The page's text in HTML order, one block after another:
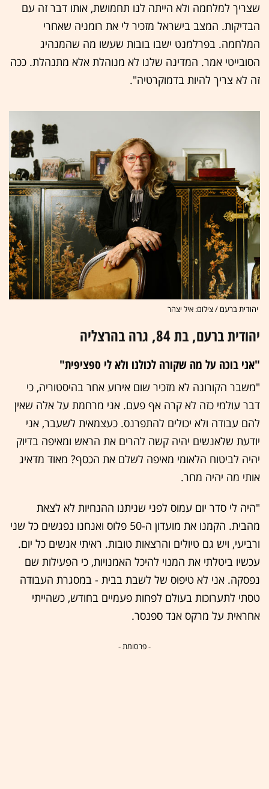
שצריך למלחמה ולא הייתה לנו תחמושת, אותו דבר זה עם
הבדיקות. המצב בישראל מזכיר לי את רומניה שאחרי
המלחמה. בפרלמנט ישבו בובות שעשו מה שהמנהיג
הסובייטי אמר. המדינה שלנו לא מנוהלת אלא מתנהלת. ככה
זה לא צריך להיות בדמוקרטיה".
יהודית ברעם / צילום: איל יצהר
יהודית ברעם, בת 84, גרה בהרצליה
"אני בוכה על מה שקורה לכולנו ולא לי ספציפית"
"משבר הקורונה לא מזכיר שום אירוע אחר בהיסטוריה, כי
דבר עולמי כזה לא קרה אף פעם. אני מרחמת על אלה שאין
להם עבודה ולא יכולים להתפרנס. כעצמאית לשעבר, אני
יודעת שלאנשים יהיה קשה להרים את הראש ומאיפה בדיוק
יהיה לביטוח הלאומי מאיפה לשלם את הכסף? מאוד מדאיג
אותי מה יהיה מחר.
"היה לי סדר יום עמוס לפני שניתנו ההנחיות לא לצאת
מהבית. הקמנו את מועדון ה-50 פלוס ואנחנו נפגשים כל שני
ורביעי, ויש גם טיולים והרצאות טובות. ראיתי אנשים כל יום.
עכשיו ביטלתי את המנוי להיכל האמנויות, כי הפעילות שם
נפסקה. אני לא טיפוס של לשבת בבית - במסגרת העבודה
טסתי לתערוכות בעולם לפחות פעמיים בחודש, כשהייתי
אחראית על מרקס אנד ספנסר.
- פרסומת -